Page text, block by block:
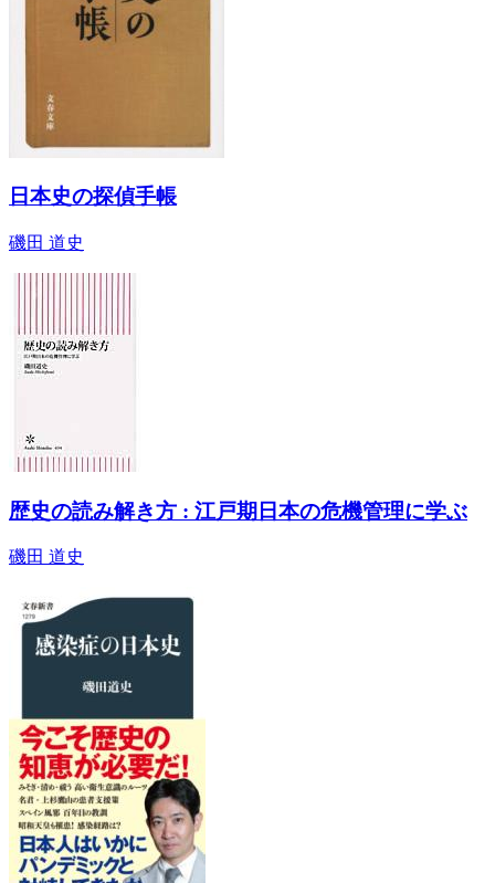
日本史の探偵手帳
磯田 道史
歴史の読み解き方 : 江戸期日本の危機管理に学ぶ
磯田 道史